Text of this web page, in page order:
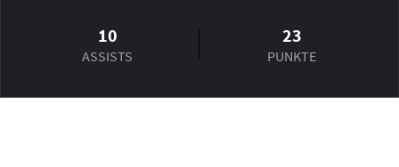
10
ASSISTS
23
PUNKTE